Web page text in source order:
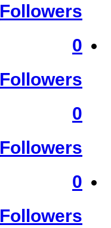
Followers
0
Followers
0
Followers
0
Followers